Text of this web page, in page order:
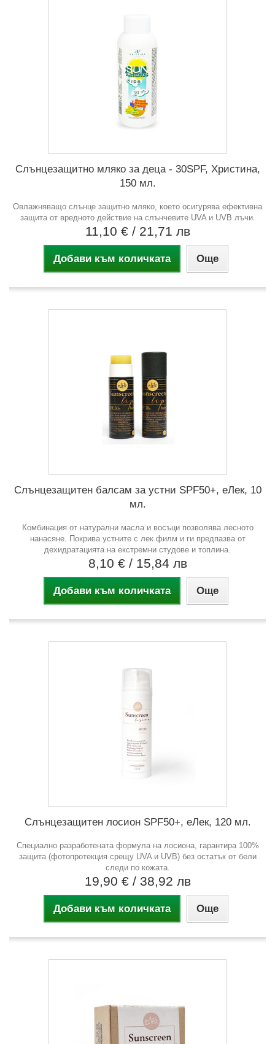
Слънцезащитно мляко за деца - 30SPF, Христина,
150 мл.
Овлажняващо слънце защитно мляко, което осигурява ефективна
защита от вредното действие на слънчевите UVA и UVB лъчи.
11,10 € / 21,71 лв
Добави към количката Още
Слънцезащитен балсам за устни SPF50+, еЛек, 10
мл.
Комбинация от натурални масла и восъци позволява лесното
нанасяне. Покрива устните с лек филм и ги предпазва от
дехидратацията на екстремни студове и топлина.
8,10 € / 15,84 лв
Добави към количката Още
Слънцезащитен лосион SPF50+, еЛек, 120 мл.
Специално разработената формула на лосиона, гарантира 100%
защита (фотопротекция срещу UVA и UVB) без остатък от бели
следи по кожата.
19,90 € / 38,92 лв
Добави към количката Още